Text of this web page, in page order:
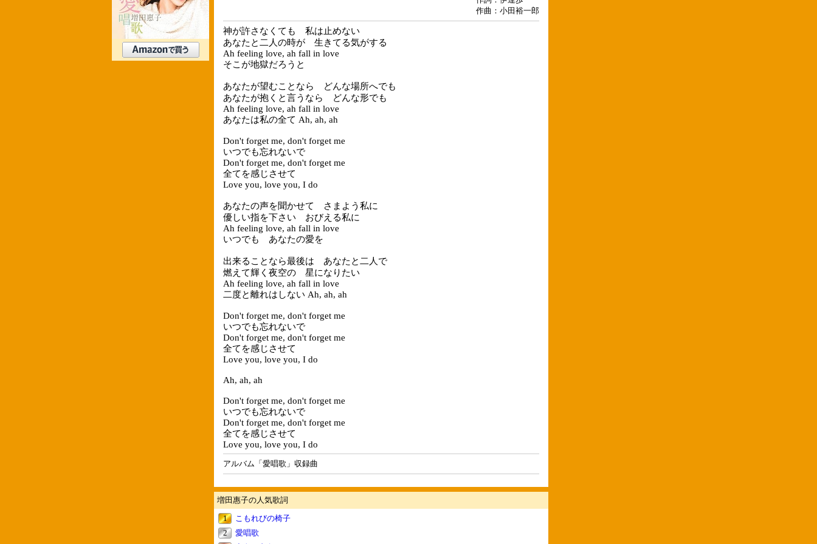
作曲：小田裕一郎
神が許さなくても 私は止めない
あなたと二人の時が 生きてる気がする
Ah feeling love, ah fall in love
そこが地獄だろうと
あなたが望むことなら どんな場所へでも
あなたが抱くと言うなら どんな形でも
Ah feeling love, ah fall in love
あなたは私の全て Ah, ah, ah
Don't forget me, don't forget me
いつでも忘れないで
Don't forget me, don't forget me
全てを感じさせて
Love you, love you, I do
あなたの声を聞かせて さまよう私に
優しい指を下さい おびえる私に
Ah feeling love, ah fall in love
いつでも あなたの愛を
出来ることなら最後は あなたと二人で
燃えて輝く夜空の 星になりたい
Ah feeling love, ah fall in love
二度と離れはしない Ah, ah, ah
Don't forget me, don't forget me
いつでも忘れないで
Don't forget me, don't forget me
全てを感じさせて
Love you, love you, I do
Ah, ah, ah
Don't forget me, don't forget me
いつでも忘れないで
Don't forget me, don't forget me
全てを感じさせて
Love you, love you, I do
アルバム「愛唱歌」収録曲
増田惠子の人気歌詞
1
こもれびの椅子
2
愛唱歌